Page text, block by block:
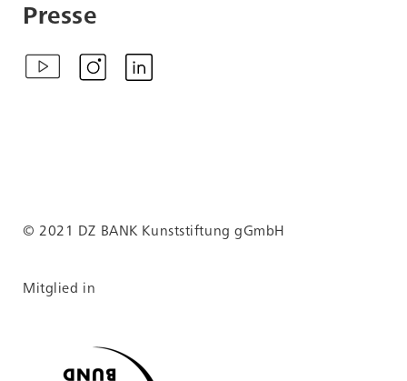
Presse
© 2021 DZ BANK Kunststiftung gGmbH
Mitglied in